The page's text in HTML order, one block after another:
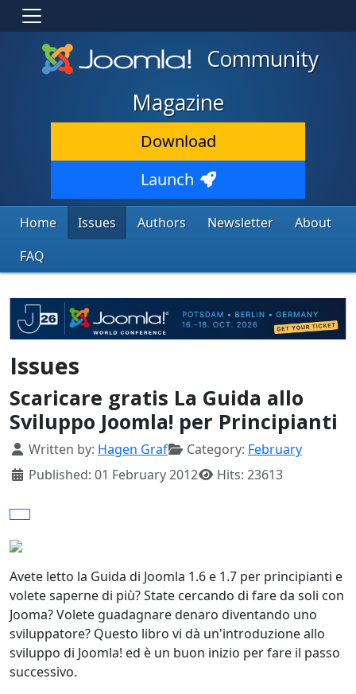
Community
Magazine
Download
Launch
Home Issues Authors Newsletter
About
FAQ
Issues
Scaricare gratis La Guida allo
Sviluppo Joomla! per Principianti
Details
Written by: Hagen Graf Category: February
Published: 01 February 2012
Hits: 23613
Avete letto la Guida di Joomla 1.6 e 1.7 per principianti e
volete saperne di più? State cercando di fare da soli con
Jooma? Volete guadagnare denaro diventando uno
sviluppatore? Questo libro vi dà un'introduzione allo
sviluppo di Joomla! ed è un buon inizio per fare il passo
successivo.